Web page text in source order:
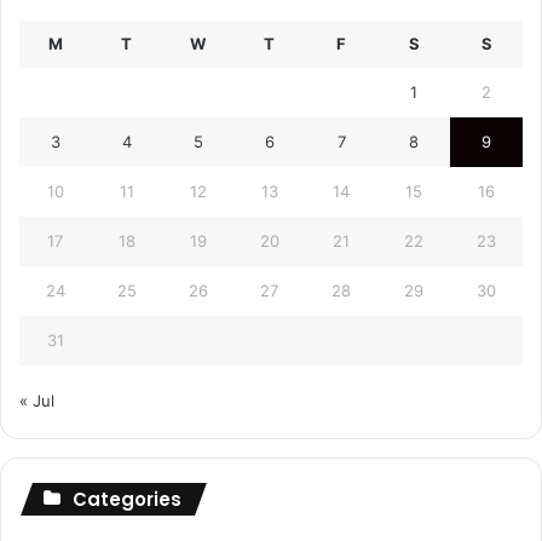
M T W T F S S
1 2
3 4 5 6 7 8 9
10 11 12 13 14 15 16
17 18 19 20 21 22 23
24 25 26 27 28 29 30
31
« Jul
Categories